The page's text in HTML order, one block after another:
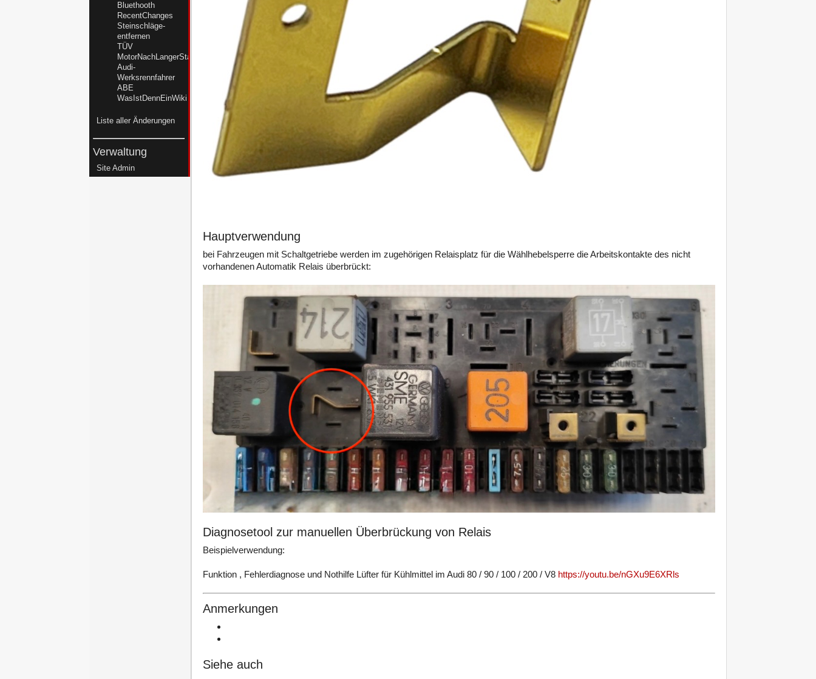
Bluethooth
RecentChanges
Steinschläge-
entfernen
TÜV
MotorNachLangerStandzeitWiederbeleben
Audi-
Werksrennfahrer
ABE
WasIstDennEinWiki
Liste aller Änderungen
Verwaltung
Site Admin
Hauptverwendung
bei Fahrzeugen mit Schaltgetriebe werden im zugehörigen Relaisplatz für die Wählhebelsperre die Arbeitskontakte des nicht
vorhandenen Automatik Relais überbrückt:
Diagnosetool zur manuellen Überbrückung von Relais
Beispielverwendung:
Funktion , Fehlerdiagnose und Nothilfe Lüfter für Kühlmittel im Audi 80 / 90 / 100 / 200 / V8 https://youtu.be/nGXu9E6XRls
Anmerkungen
Siehe auch